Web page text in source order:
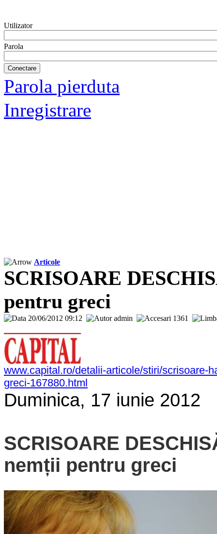
Utilizator
Parola
Parola pierduta
Inregistrare
Articole
SCRISOARE
pentru greci
20/06/2012 09:12 admin 1361
www.capital.ro/detalii-articole/stiri/scrisoare-
greci-167880.html
Duminica, 17 iunie 2012
SCRISOARE
nemții pentru greci